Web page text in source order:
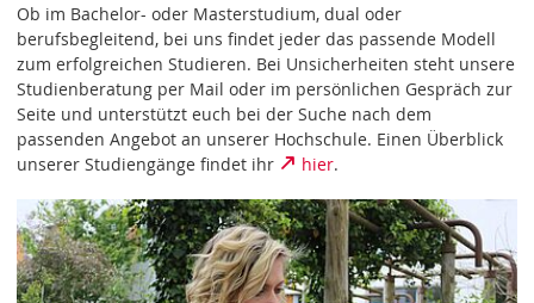
Ob im Bachelor- oder Masterstudium, dual oder
berufsbegleitend, bei uns findet jeder das passende Modell
zum erfolgreichen Studieren. Bei Unsicherheiten steht unsere
Studienberatung per Mail oder im persönlichen Gespräch zur
Seite und unterstützt euch bei der Suche nach dem
passenden Angebot an unserer Hochschule. Einen Überblick
unserer Studiengänge findet ihr
hier.